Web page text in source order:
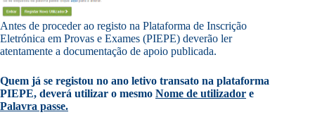
Antes de proceder ao registo na Plataforma de Inscrição
Eletrónica em Provas e Exames (PIEPE) deverão ler
atentamente a documentação de apoio publicada.
Quem já se registou no ano letivo transato na plataforma
PIEPE, deverá utilizar o mesmo Nome de utilizador e
Palavra passe.